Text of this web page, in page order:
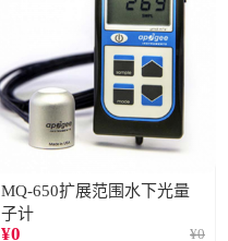
MQ-650扩展范围水下光量
子计
¥0 ¥0